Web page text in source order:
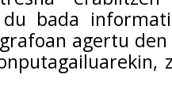
bada
agertu